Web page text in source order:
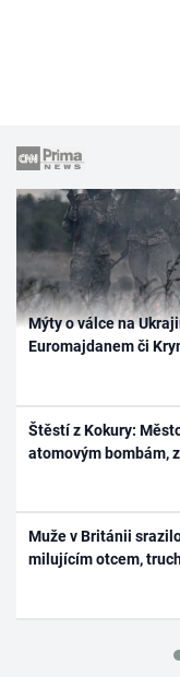
Mýty o válce na
Euromajdanem či
Štěstí z Kokury:
atomovým bombám,
Muže v Británii
milujícím otcem,